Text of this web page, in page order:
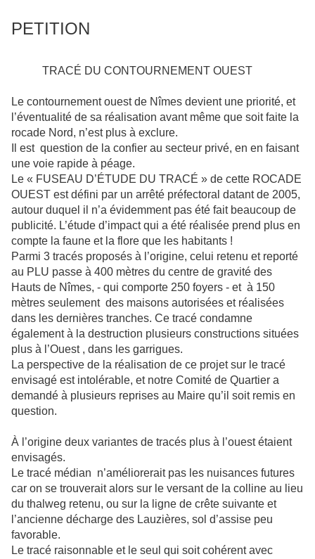
PETITION
TRACÉ DU CONTOURNEMENT OUEST
Le contournement ouest de Nîmes devient une priorité, et
l’éventualité de sa réalisation avant même que soit faite la
rocade Nord, n’est plus à exclure.
Il est question de la confier au secteur privé, en en faisant
une voie rapide à péage.
Le « FUSEAU D’ÉTUDE DU TRACÉ » de cette ROCADE
OUEST est défini par un arrêté préfectoral datant de 2005,
autour duquel il n’a évidemment pas été fait beaucoup de
publicité. L’étude d’impact qui a été réalisée prend plus en
compte la faune et la flore que les habitants !
Parmi 3 tracés proposés à l’origine, celui retenu et reporté
au PLU passe à 400 mètres du centre de gravité des
Hauts de Nîmes, - qui comporte 250 foyers - et à 150
mètres seulement des maisons autorisées et réalisées
dans les dernières tranches. Ce tracé condamne
également à la destruction plusieurs constructions situées
plus à l’Ouest , dans les garrigues.
La perspective de la réalisation de ce projet sur le tracé
envisagé est intolérable, et notre Comité de Quartier a
demandé à plusieurs reprises au Maire qu’il soit remis en
question.
À l’origine deux variantes de tracés plus à l’ouest étaient
envisagés.
Le tracé médian n’améliorerait pas les nuisances futures
car on se trouverait alors sur le versant de la colline au lieu
du thalweg retenu, ou sur la ligne de crête suivante et
l’ancienne décharge des Lauzières, sol d’assise peu
favorable.
Le tracé raisonnable et le seul qui soit cohérent avec